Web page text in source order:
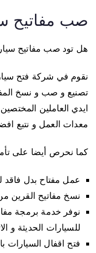
صب مفاتيح
هل تود صب مفاتيح
نقوم في شركة فتح
تصنيع و صب و نسخ
ايدي العاملين
معدات العمل و نتبع
كما نحرص أيضا على
عمل مفتاح بدل فاقد
نسخ مفاتيح القرين
نوفر خدمة برمجة
للسيارات الحديثة و
فتح اقفال السيارات